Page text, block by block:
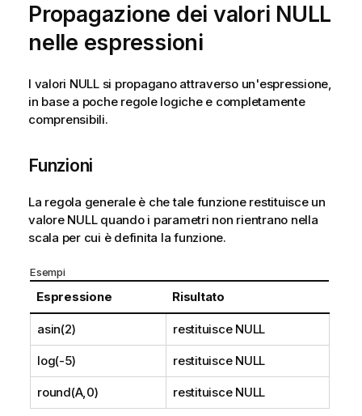
r
a
i
c
a
Propagazione dei valori NULL
nelle espressioni
I valori NULLsi propagano attraverso un'espressione,
in base a poche regole logiche e completamente
comprensibili.
Funzioni
La regola generale è che tale funzione restituisce un
valore NULLquando i parametri non rientrano nella
scala per cui è definita la funzione.
Esempi
Espressione Risultato
asin(2) restituisce NULL
log(-5) restituisce NULL
round(A,0) restituisce NULL